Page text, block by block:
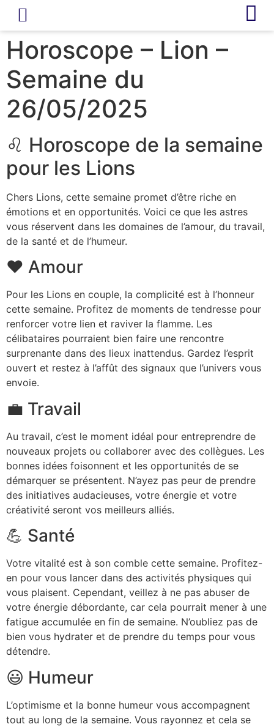
Horoscope – Lion –
Semaine du
26/05/2025
♌ Horoscope de la semaine
pour les Lions
Chers Lions, cette semaine promet d’être riche en
émotions et en opportunités. Voici ce que les astres
vous réservent dans les domaines de l’amour, du travail,
de la santé et de l’humeur.
❤️ Amour
Pour les Lions en couple, la complicité est à l’honneur
cette semaine. Profitez de moments de tendresse pour
renforcer votre lien et raviver la flamme. Les
célibataires pourraient bien faire une rencontre
surprenante dans des lieux inattendus. Gardez l’esprit
ouvert et restez à l’affût des signaux que l’univers vous
envoie.
💼 Travail
Au travail, c’est le moment idéal pour entreprendre de
nouveaux projets ou collaborer avec des collègues. Les
bonnes idées foisonnent et les opportunités de se
démarquer se présentent. N’ayez pas peur de prendre
des initiatives audacieuses, votre énergie et votre
créativité seront vos meilleurs alliés.
💪 Santé
Votre vitalité est à son comble cette semaine. Profitez-
en pour vous lancer dans des activités physiques qui
vous plaisent. Cependant, veillez à ne pas abuser de
votre énergie débordante, car cela pourrait mener à une
fatigue accumulée en fin de semaine. N’oubliez pas de
bien vous hydrater et de prendre du temps pour vous
détendre.
😃 Humeur
L’optimisme et la bonne humeur vous accompagnent
tout au long de la semaine. Vous rayonnez et cela se